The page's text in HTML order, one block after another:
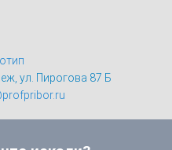
ул. Пирогова 87 Б